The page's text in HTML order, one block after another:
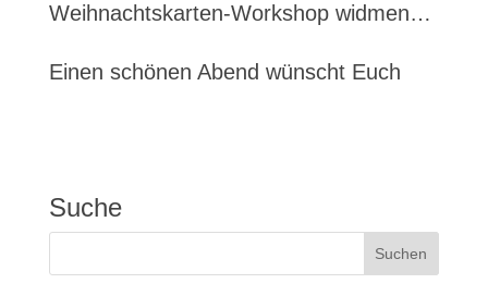
Weihnachtskarten-Workshop widmen…
Einen schönen Abend wünscht Euch
Suche